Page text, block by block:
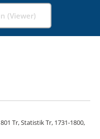
(Viewer)
Tr, Statistik Tr, 1731-1800,